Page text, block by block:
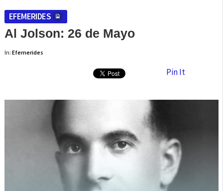
EFEMERIDES
Al Jolson: 26 de Mayo
In: Efemerides
Pin It